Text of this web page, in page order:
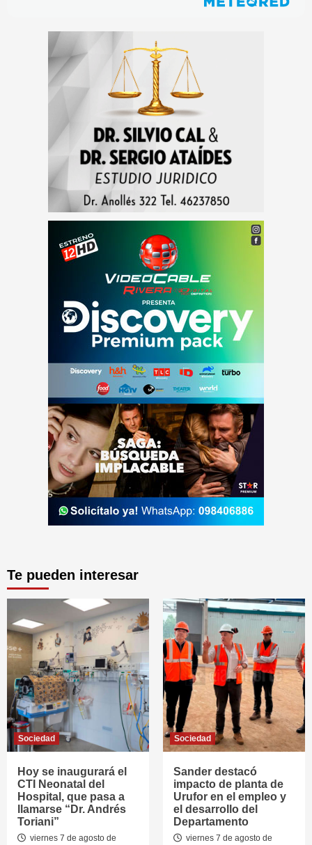
Te pueden interesar
Sociedad
Hoy se inaugurará el
CTI Neonatal del
Hospital, que pasa a
llamarse “Dr. Andrés
Toriani”
viernes 7 de agosto de
Sociedad
Sander destacó
impacto de planta de
Urufor en el empleo y
el desarrollo del
Departamento
viernes 7 de agosto de